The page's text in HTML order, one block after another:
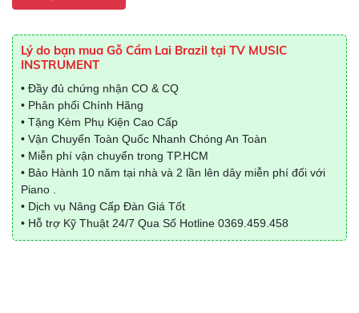
Lý do bạn mua Gỗ Cẩm Lai Brazil tại TV MUSIC
INSTRUMENT
• Đầy đủ chứng nhận CO & CQ
• Phân phối Chính Hãng
• Tặng Kèm Phụ Kiện Cao Cấp
• Vận Chuyển Toàn Quốc Nhanh Chóng An Toàn
• Miễn phí vận chuyển trong TP.HCM
• Bảo Hành 10 năm tại nhà và 2 lần lên dây miễn phí đối với
Piano .
• Dịch vụ Nâng Cấp Đàn Giá Tốt
• Hỗ trợ Kỹ Thuật 24/7 Qua Số Hotline 0369.459.458